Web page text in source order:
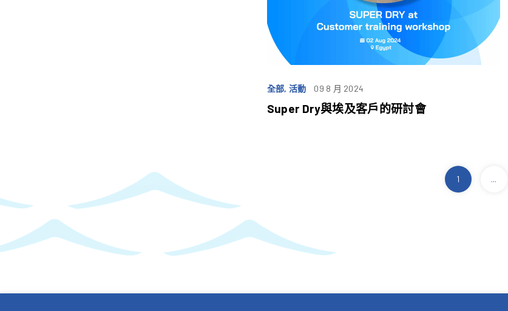
全部, 活動 09 8 月 2024
Super Dry與埃及客戶的研討會
PAGINATION
1 ...